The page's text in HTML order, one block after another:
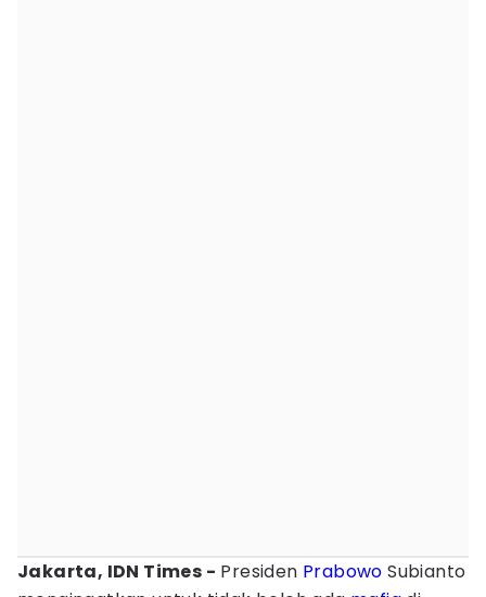
Jakarta, IDN Times - Presiden Prabowo Subianto